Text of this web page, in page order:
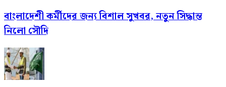
বাংলাদেশী কর্মীদের জন্য বিশাল সুখবর, নতুন সিদ্ধান্ত
নিলো সৌদি